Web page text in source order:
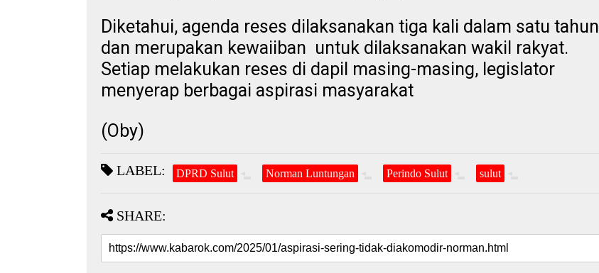
Diketahui, agenda reses dilaksanakan tiga kali dalam satu tahun
dan merupakan kewaiiban untuk dilaksanakan wakil rakyat.
Setiap melakukan reses di dapil masing-masing, legislator
menyerap berbagai aspirasi masyarakat
(Oby)
LABEL: DPRD Sulut Norman Luntungan Perindo Sulut sulut
SHARE: